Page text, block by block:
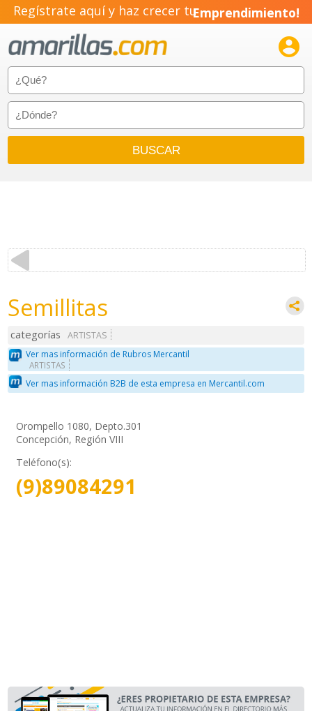
Regístrate aquí y haz crecer tuEmprendimiento!

Semillitas
categorías
ARTISTAS
Ver mas información de Rubros Mercantil
ARTISTAS
Ver mas información B2B de esta empresa en Mercantil.com
Orompello 1080, Depto.301
Concepción, Región VIII
Teléfono(s):
(9)89084291